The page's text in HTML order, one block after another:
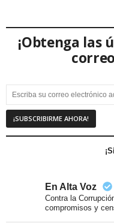
¡Obtenga las
En Alta Voz
Contra la
compromisos y